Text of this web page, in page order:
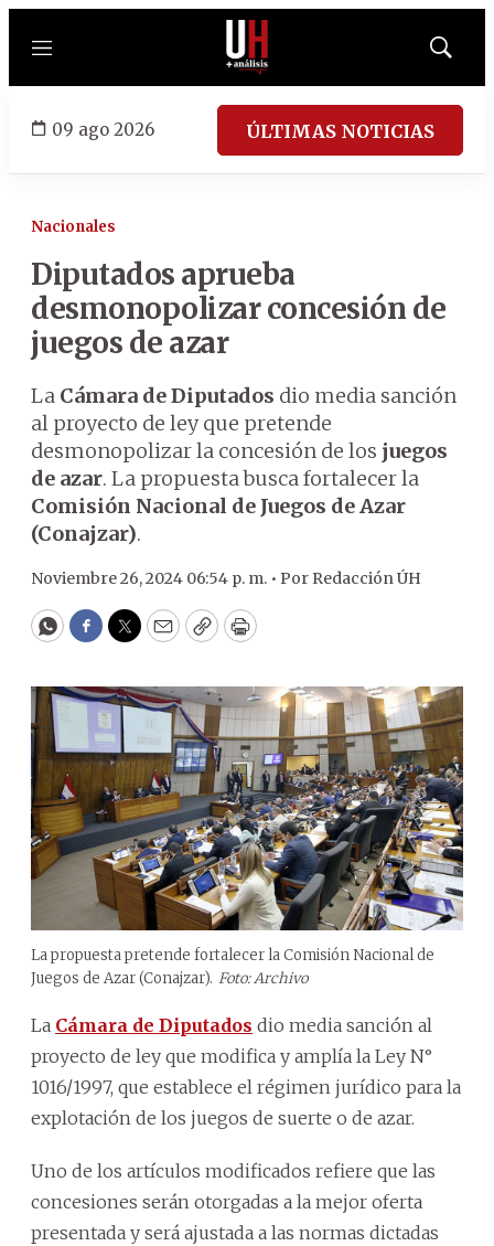
Menú
Mostrar
09 ago 2026 ÚLTIMAS NOTICIAS
Nacionales
Diputados aprueba
desmonopolizar concesión de
juegos de azar
La Cámara de Diputados dio media sanción
al proyecto de ley que pretende
desmonopolizar la concesión de los juegos
de azar. La propuesta busca fortalecer la
Comisión Nacional de Juegos de Azar
(Conajzar).
Noviembre 26, 2024 06:54 p. m. • Por Redacción ÚH
WhatsApp
Facebook
Twitter
EmailCopyPrint
La propuesta pretende fortalecer la Comisión Nacional de
Juegos de Azar (Conajzar). Foto: Archivo
La Cámara de Diputados dio media sanción al
proyecto de ley que modifica y amplía la Ley N°
1016/1997, que establece el régimen jurídico para la
explotación de los juegos de suerte o de azar.
Uno de los artículos modificados refiere que las
concesiones serán otorgadas a la mejor oferta
presentada y será ajustada a las normas dictadas